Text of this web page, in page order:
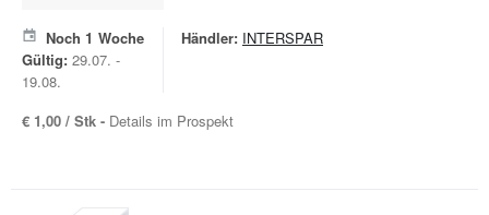
Noch 1 Woche
Gültig: 29.07. -
19.08.
Händler: INTERSPAR
€ 1,00 / Stk - Details im Prospekt